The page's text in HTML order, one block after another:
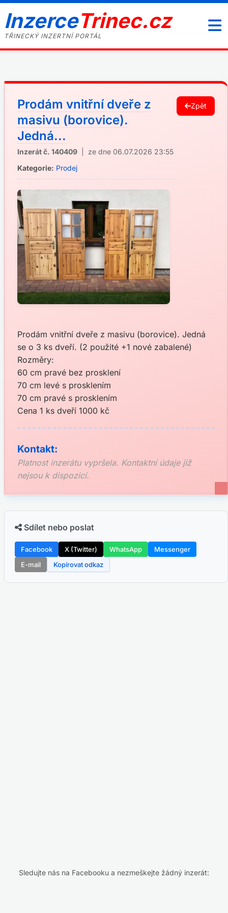
InzerceTrinec.cz
TŘINECKÝ INZERTNÍ PORTÁL
Prodám vnitřní dveře z
masivu (borovice).
Jedná...
Inzerát č. 140409 | ze dne 06.07.2026 23:55
Kategorie: Prodej
Zpět
Prodám vnitřní dveře z masivu (borovice). Jedná
se o 3 ks dveří. (2 použité +1 nové zabalené)
Rozměry:
60 cm pravé bez prosklení
70 cm levé s prosklením
70 cm pravé s prosklením
Cena 1 ks dveří 1000 kč
Kontakt:
Platnost inzerátu vypršela. Kontaktní údaje již
nejsou k dispozici.
Sdílet nebo poslat
Facebook X (Twitter) WhatsApp
Messenger
E-mail
Kopírovat odkaz
Sledujte nás na Facebooku a nezmeškejte žádný inzerát: